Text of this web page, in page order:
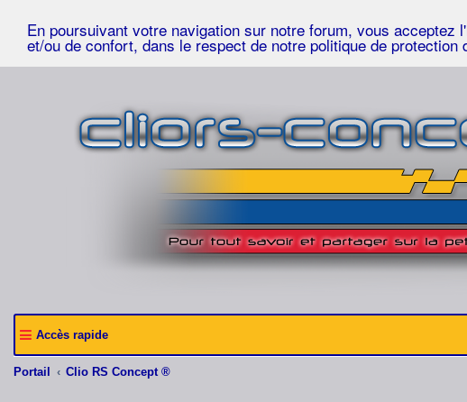
En poursuivant votre navigation sur notre forum, vous
et/ou de confort, dans le respect de notre politique de protection
Accès rapide
Portail Clio RS Concept ®